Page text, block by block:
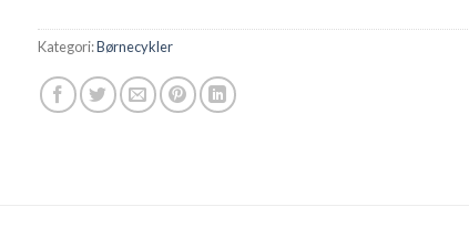
Kategori:Børnecykler